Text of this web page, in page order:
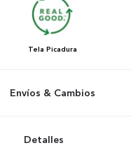
Tela Picadura
Envíos & Cambios
Detalles